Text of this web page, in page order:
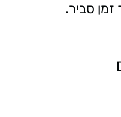
זמן סביר.